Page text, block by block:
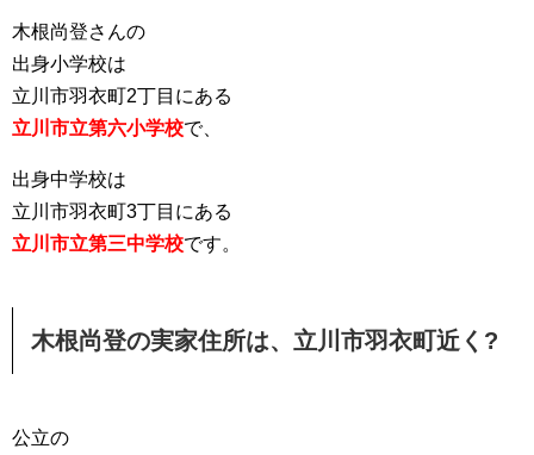
木根尚登さんの
出身小学校は
立川市羽衣町2丁目にある
立川市立第六小学校で、
出身中学校は
立川市羽衣町3丁目にある
立川市立第三中学校です。
木根尚登の実家住所は、立川市羽衣町近く?
公立の